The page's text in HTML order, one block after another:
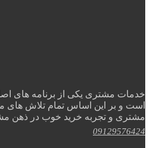
خدمات مشتری یکی از برنامه های
است و بر این اساس تمام تلاش های
مشتری و تجربه خرید خوب در ذهن
09129576424